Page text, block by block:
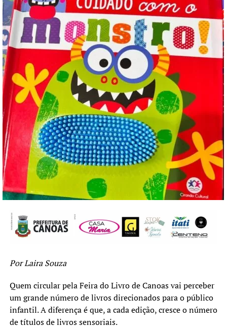
Por Laira Souza
Quem circular pela Feira do Livro de Canoas vai perceber
um grande número de livros direcionados para o público
infantil. A diferença é que, a cada edição, cresce o número
de títulos de livros sensoriais.